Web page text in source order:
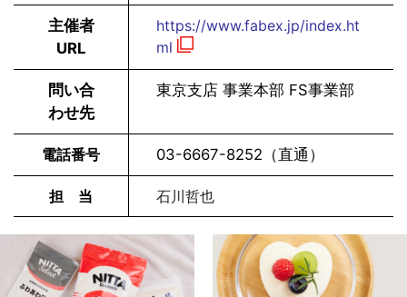
主催者
URL
https://www.fabex.jp/index.ht
ml
問い合
わせ先
東京支店 事業本部 FS事業部
電話番号 03-6667-8252 （直通）
担 当 石川哲也